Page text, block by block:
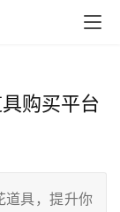
购买平台
道具，提升你